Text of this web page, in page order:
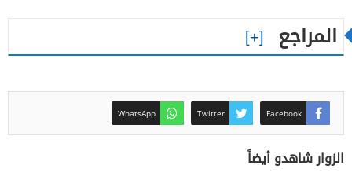
المراجع
Facebook
Twitter
WhatsApp
الزوار شاهدو أيضاً